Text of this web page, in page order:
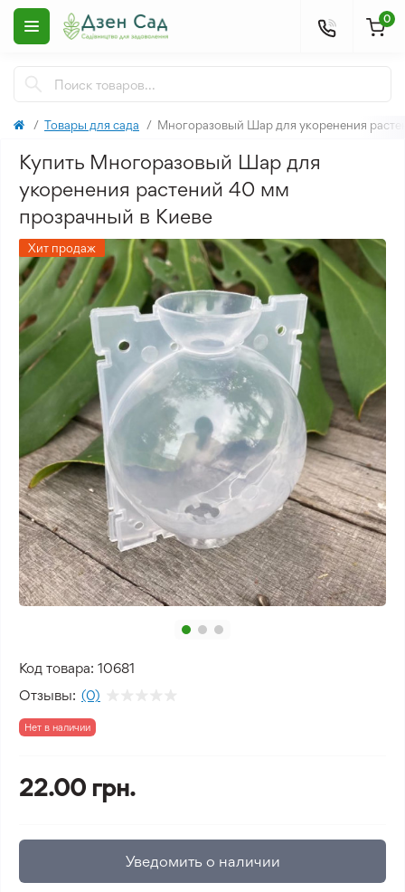
0
Товары для сада Многоразовый Шар для укоренения
Купить Многоразовый Шар для
укоренения растений 40 мм
прозрачный в Киеве
Хит продаж
Код товара: 10681
Отзывы: (0)
Нет в наличии
22.00 грн.
Уведомить о наличии